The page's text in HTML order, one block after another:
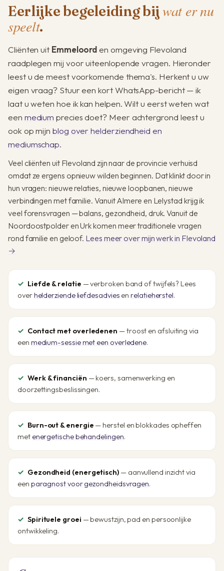
Eerlijke begeleiding bij wat er nu
speelt.
Cliënten uit Emmeloorden omgeving Flevoland
raadplegen mij voor uiteenlopende vragen. Hieronder
leest u de meest voorkomende thema's. Herkent u uw
eigen vraag? Stuur een kort WhatsApp-bericht — ik
laat u weten hoe ik kan helpen. Wilt u eerst weten wat
een medium precies doet? Meer achtergrond leest u
ook op mijnblog over helderziendheid en
mediumschap.
Veel cliënten uit Flevoland zijn naar de provincie verhuisd
omdat ze ergens opnieuw wilden beginnen. Dat klinkt door in
hun vragen: nieuwe relaties, nieuwe loopbanen, nieuwe
verbindingen met familie. Vanuit Almere en Lelystad krijg ik
veel forensvragen — balans, gezondheid, druk. Vanuit de
Noordoostpolder en Urk komen meer traditionele vragen
rond familie en geloof. Lees meer over mijn werk in Flevoland
→
Liefde & relatie — verbroken band of twijfels? Lees
overhelderziende liefdesadvies enrelatieherstel.
Contact met overledenen — troost en afsluiting via
een medium-sessie met een overledene.
Werk & financiën — koers, samenwerking en
doorzettingsbeslissingen.
Burn-out & energie — herstel en blokkades opheffen
met energetische behandelingen.
Gezondheid (energetisch) — aanvullend inzicht via
een paragnost voor gezondheidsvragen.
Spirituele groei — bewustzijn, pad en persoonlijke
ontwikkeling.